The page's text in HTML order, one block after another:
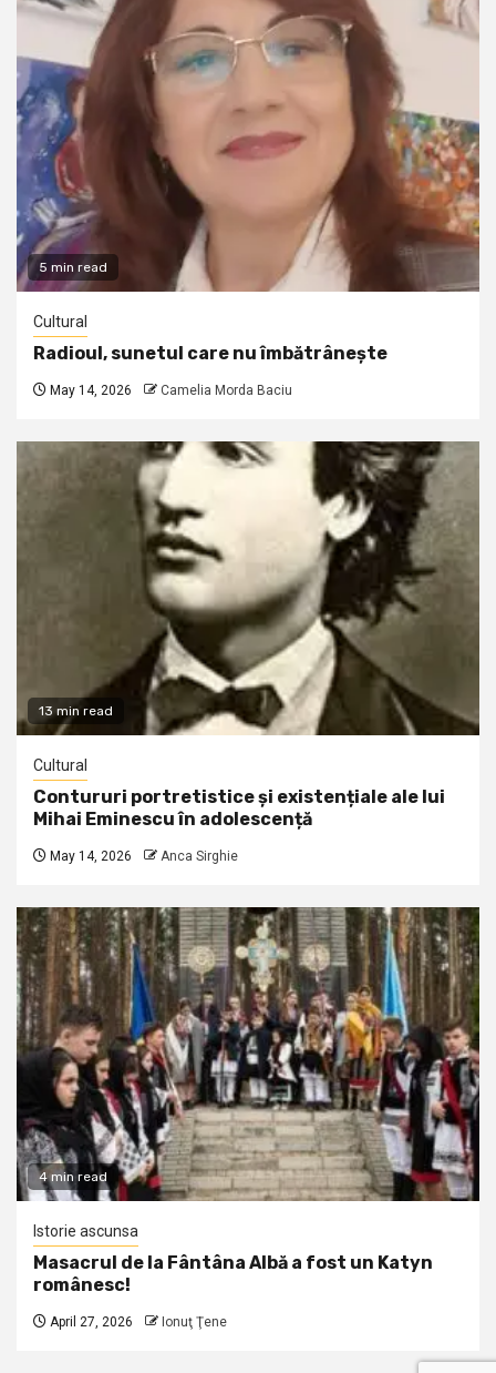
5 min read
Cultural
Radioul, sunetul care nu îmbătrânește
May 14, 2026 Camelia Morda Baciu
13 min read
Cultural
Contururi portretistice și existențiale ale lui
Mihai Eminescu în adolescență
May 14, 2026 Anca Sirghie
4 min read
Istorie ascunsa
Masacrul de la Fântâna Albă a fost un Katyn
românesc!
April 27, 2026 Ionuţ Ţene